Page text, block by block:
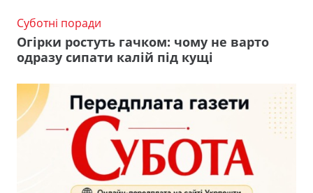
Суботні поради
Огірки ростуть гачком: чому не варто
одразу сипати калій під кущі